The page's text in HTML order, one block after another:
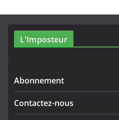
L'Imposteur
Abonnement
Contactez-nous